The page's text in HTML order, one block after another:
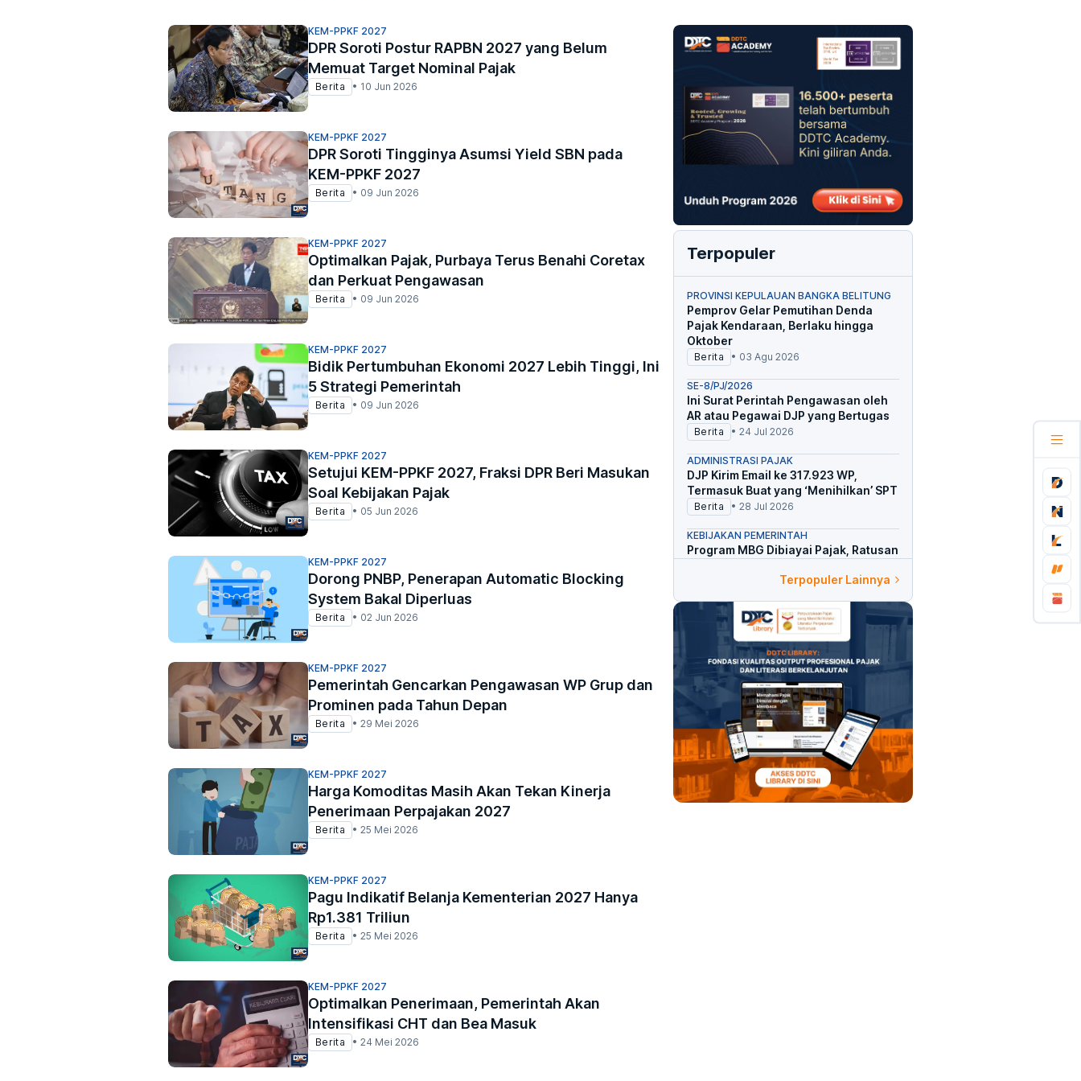
KEM-PPKF 2027
DPR Soroti Postur RAPBN 2027 yang Belum
Memuat Target Nominal Pajak
Berita • 10 Jun 2026
KEM-PPKF 2027
DPR Soroti Tingginya Asumsi Yield SBN pada
KEM-PPKF 2027
Berita • 09 Jun 2026
KEM-PPKF 2027
Optimalkan Pajak, Purbaya Terus Benahi Coretax
dan Perkuat Pengawasan
Berita • 09 Jun 2026
KEM-PPKF 2027
Bidik Pertumbuhan Ekonomi 2027 Lebih Tinggi, Ini
5 Strategi Pemerintah
Berita • 09 Jun 2026
KEM-PPKF 2027
Setujui KEM-PPKF 2027, Fraksi DPR Beri Masukan
Soal Kebijakan Pajak
Berita • 05 Jun 2026
KEM-PPKF 2027
Dorong PNBP, Penerapan Automatic Blocking
System Bakal Diperluas
Berita • 02 Jun 2026
KEM-PPKF 2027
Pemerintah Gencarkan Pengawasan WP Grup dan
Prominen pada Tahun Depan
Berita • 29 Mei 2026
KEM-PPKF 2027
Harga Komoditas Masih Akan Tekan Kinerja
Penerimaan Perpajakan 2027
Berita • 25 Mei 2026
KEM-PPKF 2027
Pagu Indikatif Belanja Kementerian 2027 Hanya
Rp1.381 Triliun
Berita • 25 Mei 2026
KEM-PPKF 2027
Optimalkan Penerimaan, Pemerintah Akan
Intensifikasi CHT dan Bea Masuk
Berita • 24 Mei 2026
Terpopuler
PROVINSI KEPULAUAN BANGKA BELITUNG
Pemprov Gelar Pemutihan Denda
Pajak Kendaraan, Berlaku hingga
Oktober
Berita • 03 Agu 2026
SE-8/PJ/2026
Ini Surat Perintah Pengawasan oleh
AR atau Pegawai DJP yang Bertugas
Berita • 24 Jul 2026
ADMINISTRASI PAJAK
DJP Kirim Email ke 317.923 WP,
Termasuk Buat yang ‘Menihilkan’ SPT
Berita • 28 Jul 2026
KEBIJAKAN PEMERINTAH
Program MBG Dibiayai Pajak, Ratusan
27 Jul 2026
BERITA PAJAK HARI INI
DJP Tetapkan 4 Kriteria Wajib Pajak
yang Jadi Sasaran Permintaan IBK
Berita 28 Jul 2026
Terpopuler Lainnya